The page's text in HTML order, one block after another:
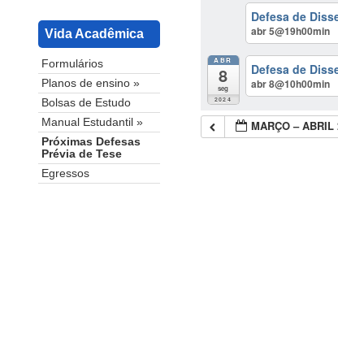
Vida Acadêmica
Formulários
Planos de ensino »
Bolsas de Estudo
Manual Estudantil »
Próximas Defesas
Prévia de Tese
Egressos
Defesa de
abr 5@19h00min
ABR
8
seg
2024
Defesa de
abr 8@10h00min
MARÇO – ABRIL